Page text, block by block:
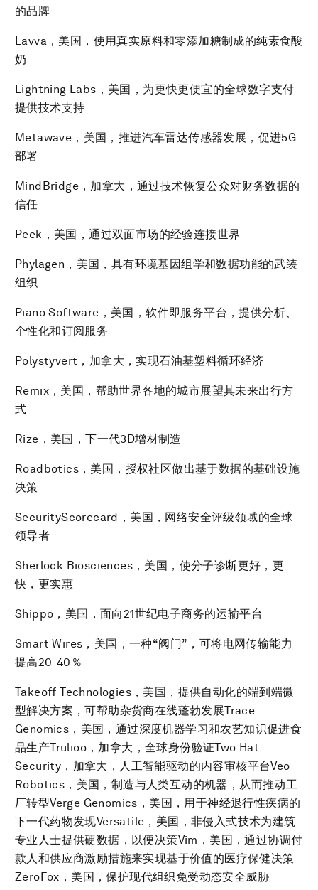
的品牌
Lavva，美国，使用真实原料和零添加糖制成的纯素食酸
奶
Lightning Labs，美国，为更快更便宜的全球数字支付
提供技术支持
Metawave，美国，推进汽车雷达传感器发展，促进5G
部署
MindBridge，加拿大，通过技术恢复公众对财务数据的
信任
Peek，美国，通过双面市场的经验连接世界
Phylagen，美国，具有环境基因组学和数据功能的武装
组织
Piano Software，美国，软件即服务平台，提供分析、
个性化和订阅服务
Polystyvert，加拿大，实现石油基塑料循环经济
Remix，美国，帮助世界各地的城市展望其未来出行方
式
Rize，美国，下一代3D增材制造
Roadbotics，美国，授权社区做出基于数据的基础设施
决策
SecurityScorecard，美国，网络安全评级领域的全球
领导者
Sherlock Biosciences，美国，使分子诊断更好，更
快，更实惠
Shippo，美国，面向21世纪电子商务的运输平台
Smart Wires，美国，一种“阀门”，可将电网传输能力
提高20-40％
Takeoff Technologies，美国，提供自动化的端到端微
型解决方案，可帮助杂货商在线蓬勃发展Trace
Genomics，美国，通过深度机器学习和农艺知识促进食
品生产Trulioo，加拿大，全球身份验证Two Hat
Security，加拿大，人工智能驱动的内容审核平台Veo
Robotics，美国，制造与人类互动的机器，从而推动工
厂转型Verge Genomics，美国，用于神经退行性疾病的
下一代药物发现Versatile，美国，非侵入式技术为建筑
专业人士提供硬数据，以便决策Vim，美国，通过协调付
款人和供应商激励措施来实现基于价值的医疗保健决策
ZeroFox，美国，保护现代组织免受动态安全威胁